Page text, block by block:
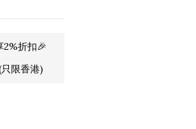
折扣🎉
限香港)